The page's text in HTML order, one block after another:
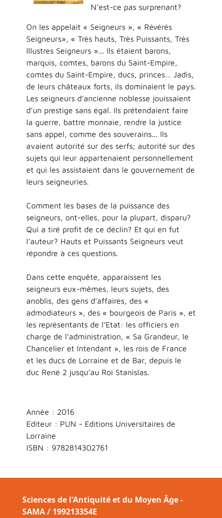
N’est-ce pas surprenant?
On les appelait « Seigneurs », « Révérés
Seigneurs», « Très hauts, Très Puissants, Très
Illustres Seigneurs »... Ils étaient barons,
marquis, comtes, barons du Saint-Empire,
comtes du Saint-Empire, ducs, princes… Jadis,
de leurs châteaux forts, ils dominaient le pays.
Les seigneurs d’ancienne noblesse jouissaient
d’un prestige sans égal. Ils prétendaient faire
la guerre, battre monnaie, rendre la justice
sans appel, comme des souverains... Ils
avaient autorité sur des serfs; autorité sur des
sujets qui leur appartenaient personnellement
et qui les assistaient dans le gouvernement de
leurs seigneuries.
Comment les bases de la puissance des
seigneurs, ont-elles, pour la plupart, disparu?
Qui a tiré profit de ce déclin? Et qui en fut
l’auteur? Hauts et Puissants Seigneurs veut
répondre à ces questions.
Dans cette enquête, apparaissent les
seigneurs eux-mêmes, leurs sujets, des
anoblis, des gens d’affaires, des «
admodiateurs », des « bourgeois de Paris », et
les représentants de l’Etat: les officiers en
charge de l’administration, « Sa Grandeur, le
Chancelier et Intendant », les rois de France
et les ducs de Lorraine et de Bar, depuis le
duc René 2 jusqu’au Roi Stanislas.
Année : 2016
Editeur : PUN - Editions Universitaires de
Lorraine
ISBN : 9782814302761
Sciences de l'Antiquité et du Moyen Âge -
SAMA / 199213354E